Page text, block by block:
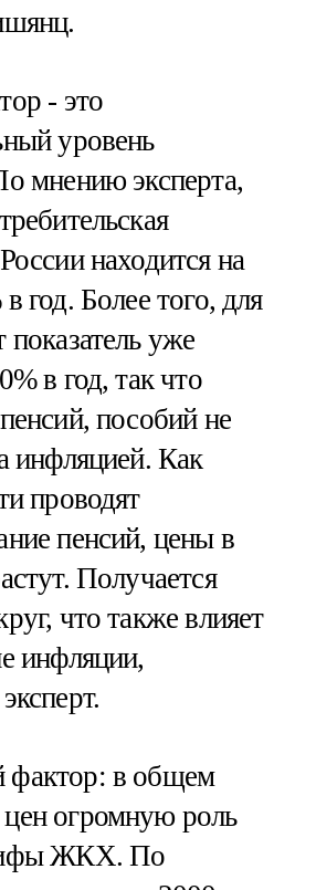
- это
уровень
мнению эксперта,
находится на
год. Более того, для
показатель уже
в год, так что
пособий не
инфляцией. Как
проводят
пенсий, цены в
Получается
что также влияет
инфляции,
в общем
огромную роль
ЖКХ. По